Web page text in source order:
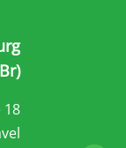
18